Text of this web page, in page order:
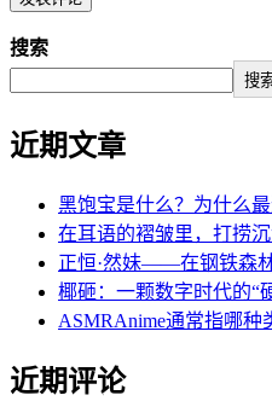
搜索
搜
近期文章
黑饱宝是什么？为什么
在耳语的褶皱里，打捞
正恒·然妹——在钢铁森
椰砸：一颗数字时代的“
ASMRAnime通常指哪种
近期评论